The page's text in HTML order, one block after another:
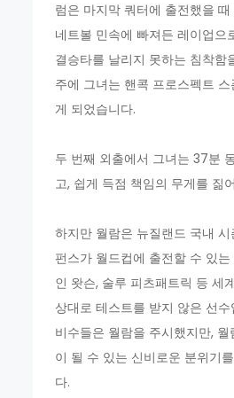
럼은 마지막 쿼터에 출전했을
네트볼 민속에 빠져든 레이업으
결승타를 날리지 못하는 침착함
주에 그녀는 핸콕 프로스펙트
게 되었습니다.
두 번째 외출에서 그녀는 37분
고, 쉽게 득점 책임의 무게를 짊
하지만 월람은 뉴질랜드 국내
펀스가 월드컵에 출전할 수 있
인 왓슨, 술루 피츠패트릭 등 세
상대로 테스트를 받지 않은 선
비수들은 월람을 주시했지만,
이 될 수 있는 신비로운 분위기
다.